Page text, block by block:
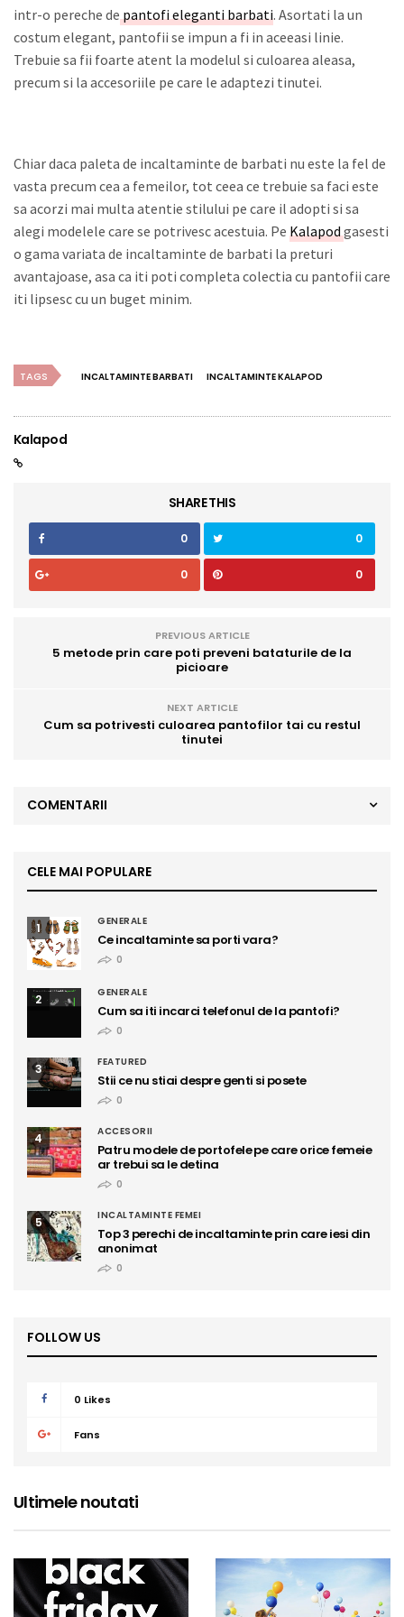
intr-o pereche de pantofi eleganti barbati. Asortati la un
costum elegant, pantofii se impun a fi in aceeasi linie.
Trebuie sa fii foarte atent la modelul si culoarea aleasa,
precum si la accesoriile pe care le adaptezi tinutei.
Chiar daca paleta de incaltaminte de barbati nu este la fel de
vasta precum cea a femeilor, tot ceea ce trebuie sa faci este
sa acorzi mai multa atentie stilului pe care il adopti si sa
alegi modelele care se potrivesc acestuia. Pe Kalapod gasesti
o gama variata de incaltaminte de barbati la preturi
avantajoase, asa ca iti poti completa colectia cu pantofii care
iti lipsesc cu un buget minim.
TAGS INCALTAMINTE BARBATI INCALTAMINTE KALAPOD
Kalapod
SHARE THIS
0 0
0 0
PREVIOUS ARTICLE
5 metode prin care poti preveni bataturile de la
picioare
NEXT ARTICLE
Cum sa potrivesti culoarea pantofilor tai cu restul
tinutei
COMENTARII
CELE MAI POPULARE
1 GENERALE
Ce incaltaminte sa porti vara?
0
2 GENERALE
Cum sa iti incarci telefonul de la pantofi?
0
3 FEATURED
Stii ce nu stiai despre genti si posete
0
4 ACCESORII
Patru modele de portofele pe care orice femeie
ar trebui sa le detina
0
5 INCALTAMINTE FEMEI
Top 3 perechi de incaltaminte prin care iesi din
anonimat
0
FOLLOW US
0 Likes
Fans
Ultimele noutati